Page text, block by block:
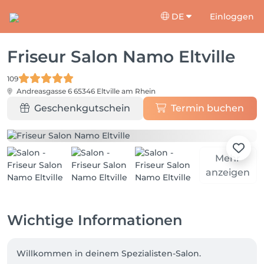
DE Einloggen
Friseur Salon Namo Eltville
109
Andreasgasse 6 65346 Eltville am Rhein
Geschenkgutschein Termin buchen
Mehr
anzeigen
Wichtige Informationen
Willkommen in deinem Spezialisten-Salon.